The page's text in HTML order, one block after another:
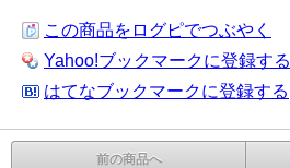
この商品をログピでつぶやく
Yahoo!ブックマークに登録する
はてなブックマークに登録する
前の商品へ